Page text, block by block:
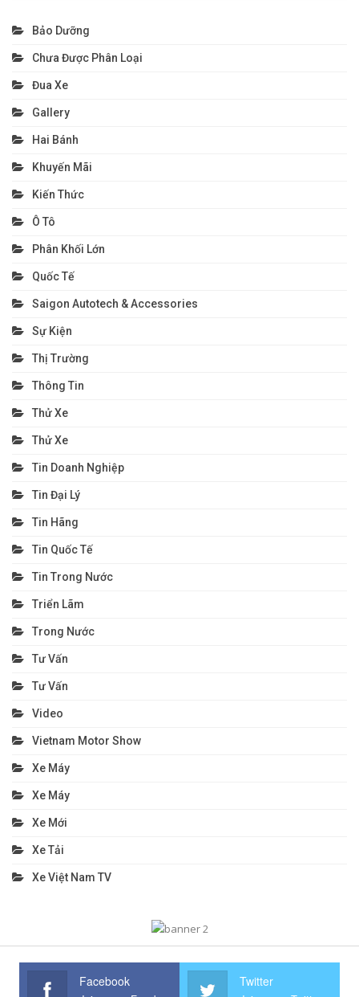
Bảo Dưỡng
Chưa Được Phân Loại
Đua Xe
Gallery
Hai Bánh
Khuyến Mãi
Kiến Thức
Ô Tô
Phân Khối Lớn
Quốc Tế
Saigon Autotech & Accessories
Sự Kiện
Thị Trường
Thông Tin
Thử Xe
Thử Xe
Tin Doanh Nghiệp
Tin Đại Lý
Tin Hãng
Tin Quốc Tế
Tin Trong Nước
Triển Lãm
Trong Nước
Tư Vấn
Tư Vấn
Video
Vietnam Motor Show
Xe Máy
Xe Máy
Xe Mới
Xe Tải
Xe Việt Nam TV
Facebook Twitter